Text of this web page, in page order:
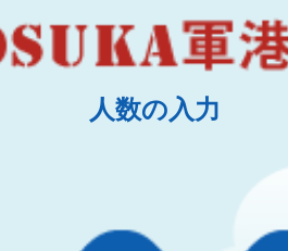
人数の入力